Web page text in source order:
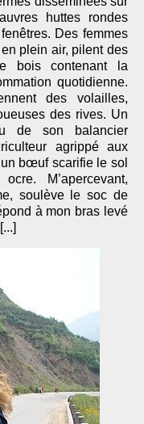
huttes rondes
Des femmes
en plein air, pilent des
bois contenant la
quotidienne.
des volailles,
des rives. Un
de son balancier
agrippé aux
bœuf scarifie le sol
M’apercevant,
soulève le soc de
à mon bras levé